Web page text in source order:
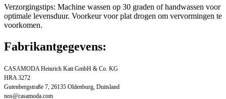
Verzorgingstips: Machine wassen op 30 graden of handwassen voor
optimale levensduur. Voorkeur voor plat drogen om vervormingen te
voorkomen.
Fabrikantgegevens:
CASAMODA Heinrich Katt GmbH & Co. KG
HRA 3272
Gutenbergstraße 7, 26135 Oldenburg, Duitsland
nos@casamoda.com